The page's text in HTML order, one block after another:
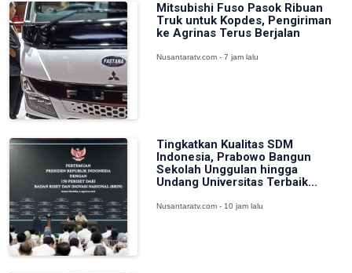
Mitsubishi Fuso Pasok Ribuan
Truk untuk Kopdes, Pengiriman
ke Agrinas Terus Berjalan
Nusantaratv.com - 7 jam lalu
Tingkatkan Kualitas SDM
Indonesia, Prabowo Bangun
Sekolah Unggulan hingga
Undang Universitas Terbaik...
Nusantaratv.com - 10 jam lalu